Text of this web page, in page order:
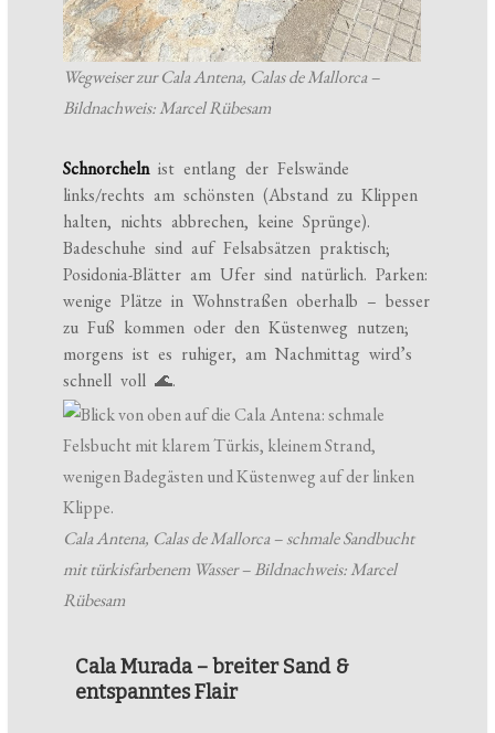
Wegweiser zur Cala Antena, Calas de Mallorca –
Bildnachweis: Marcel Rübesam
Schnorchelnist entlang der Felswände
links/rechts am schönsten (Abstand zu Klippen
halten, nichts abbrechen, keine Sprünge).
Badeschuhe sind auf Felsabsätzen praktisch;
Posidonia-Blätter am Ufer sind natürlich. Parken:
wenige Plätze in Wohnstraßen oberhalb – besser
zu Fuß kommen oder den Küstenweg nutzen;
morgens ist es ruhiger, am Nachmittag wird’s
schnell voll 🌊.
Cala Antena, Calas de Mallorca – schmale Sandbucht
mit türkisfarbenem Wasser – Bildnachweis: Marcel
Rübesam
Cala Murada – breiter Sand &
entspanntes Flair